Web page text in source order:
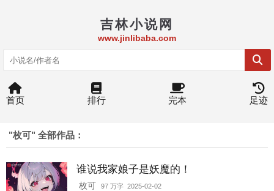
吉林小说网
www.jinlibaba.com
首页 排行 完本 足迹
"枚可" 全部作品：
谁说我家娘子是妖魔的！
枚可 97 万字 2025-02-02